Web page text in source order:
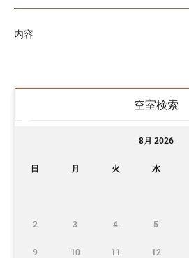
内容
空室検索
8月 2026
日 月 火 水
2 3 4 5
9 10 11 12